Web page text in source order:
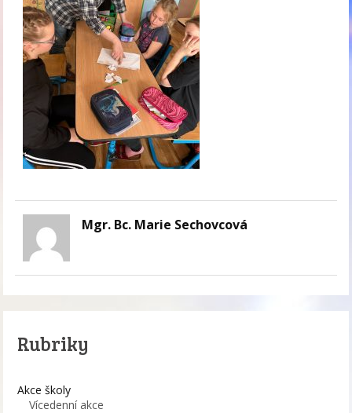
Mgr. Bc. Marie Sechovcová
Rubriky
Akce školy
Vícedenní akce